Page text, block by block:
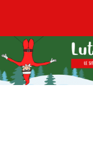
au
contenu